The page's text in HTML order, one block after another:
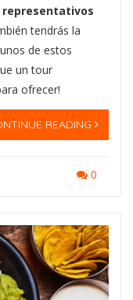
tendrás la
de estos
un tour
ofrecer!
READING
0